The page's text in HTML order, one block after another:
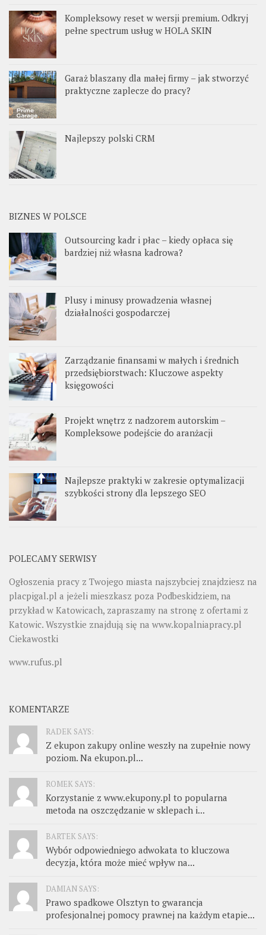
Kompleksowy reset w wersji premium. Odkryj
pełne spectrum usług w HOLA SKIN
Garaż blaszany dla małej firmy – jak stworzyć
praktyczne zaplecze do pracy?
Najlepszy polski CRM
BIZNES W POLSCE
Outsourcing kadr i płac – kiedy opłaca się
bardziej niż własna kadrowa?
Plusy i minusy prowadzenia własnej
działalności gospodarczej
Zarządzanie finansami w małych i średnich
przedsiębiorstwach: Kluczowe aspekty
księgowości
Projekt wnętrz z nadzorem autorskim –
Kompleksowe podejście do aranżacji
Najlepsze praktyki w zakresie optymalizacji
szybkości strony dla lepszego SEO
POLECAMY SERWISY
Ogłoszenia pracy z Twojego miasta najszybciej znajdziesz na
placpigal.pl a jeżeli mieszkasz poza Podbeskidziem, na
przykład w Katowicach, zapraszamy na stronę z ofertami z
Katowic. Wszystkie znajdują się na www.kopalniapracy.pl
Ciekawostki
www.rufus.pl
KOMENTARZE
RADEK SAYS:
Z ekupon zakupy online weszły na zupełnie nowy
poziom. Na ekupon.pl...
ROMEK SAYS:
Korzystanie z www.ekupony.pl to popularna
metoda na oszczędzanie w sklepach i...
BARTEK SAYS:
Wybór odpowiedniego adwokata to kluczowa
decyzja, która może mieć wpływ na...
DAMIAN SAYS:
Prawo spadkowe Olsztyn to gwarancja
profesjonalnej pomocy prawnej na każdym etapie...